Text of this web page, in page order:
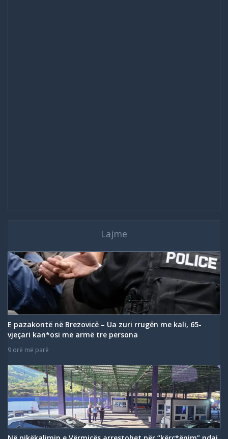
Lajme
E pazakontë në Brezovicë – Ua zuri rrugën me kali, 65-
vjeçari kan*osi me armë tre persona
9 orë më parë